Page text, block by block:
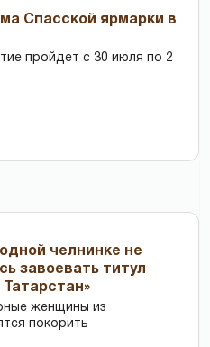
Спасской ярмарки в
пройдет с 30 июля по 2
челнинке не
завоевать титул
женщины из
покорить